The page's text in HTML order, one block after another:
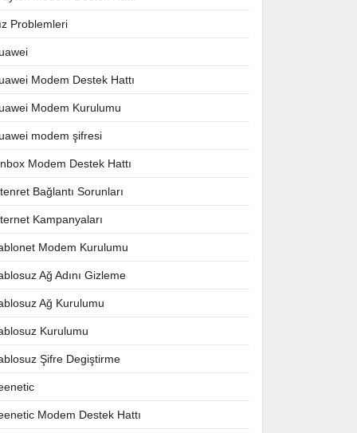
Problemleri
Modem Destek Hattı
Modem Kurulumu
modem şifresi
Modem Destek Hattı
Bağlantı Sorunları
Kampanyaları
Modem Kurulumu
Ağ Adını Gizleme
Ağ Kurulumu
Kurulumu
Şifre Degiştirme
Modem Destek Hattı